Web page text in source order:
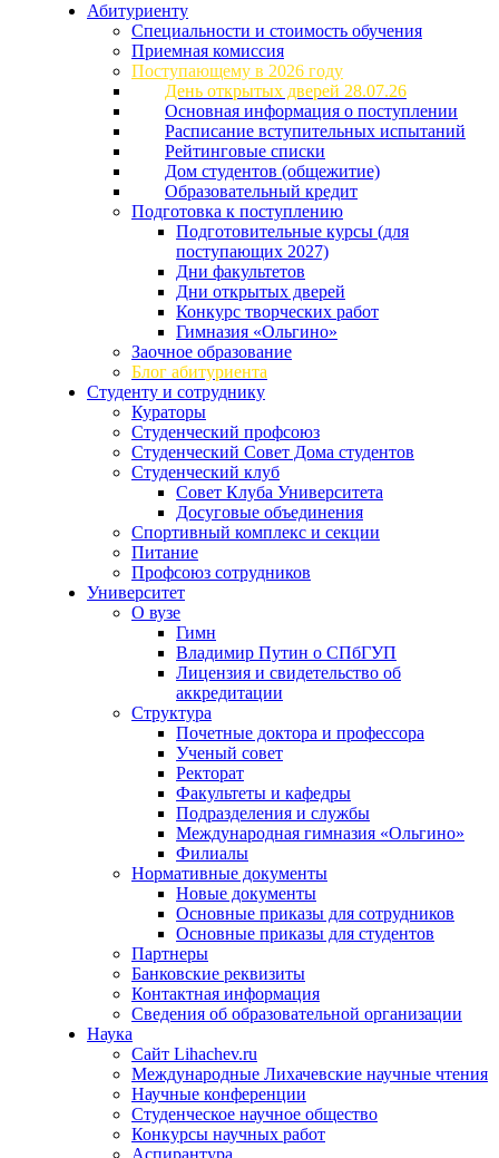
Абитуриенту
Специальности и стоимость обучения
Приемная комиссия
Поступающему в 2026 году
День открытых дверей 28.07.26
Основная информация о поступлении
Расписание вступительных испытаний
Рейтинговые списки
Дом студентов (общежитие)
Образовательный кредит
Подготовка к поступлению
Подготовительные курсы (для
поступающих 2027)
Дни факультетов
Дни открытых дверей
Конкурс творческих работ
Гимназия «Ольгино»
Заочное образование
Блог абитуриента
Студенту и сотруднику
Кураторы
Студенческий профсоюз
Студенческий Совет Дома студентов
Студенческий клуб
Совет Клуба Университета
Досуговые объединения
Спортивный комплекс и секции
Питание
Профсоюз сотрудников
Университет
О вузе
Гимн
Владимир Путин о СПбГУП
Лицензия и свидетельство об
аккредитации
Структура
Почетные доктора и профессора
Ученый совет
Ректорат
Факультеты и кафедры
Подразделения и службы
Международная гимназия «Ольгино»
Филиалы
Нормативные документы
Новые документы
Основные приказы для сотрудников
Основные приказы для студентов
Партнеры
Банковские реквизиты
Контактная информация
Сведения об образовательной организации
Наука
Сайт Lihachev.ru
Международные Лихачевские научные чтения
Научные конференции
Студенческое научное общество
Конкурсы научных работ
Аспирантура